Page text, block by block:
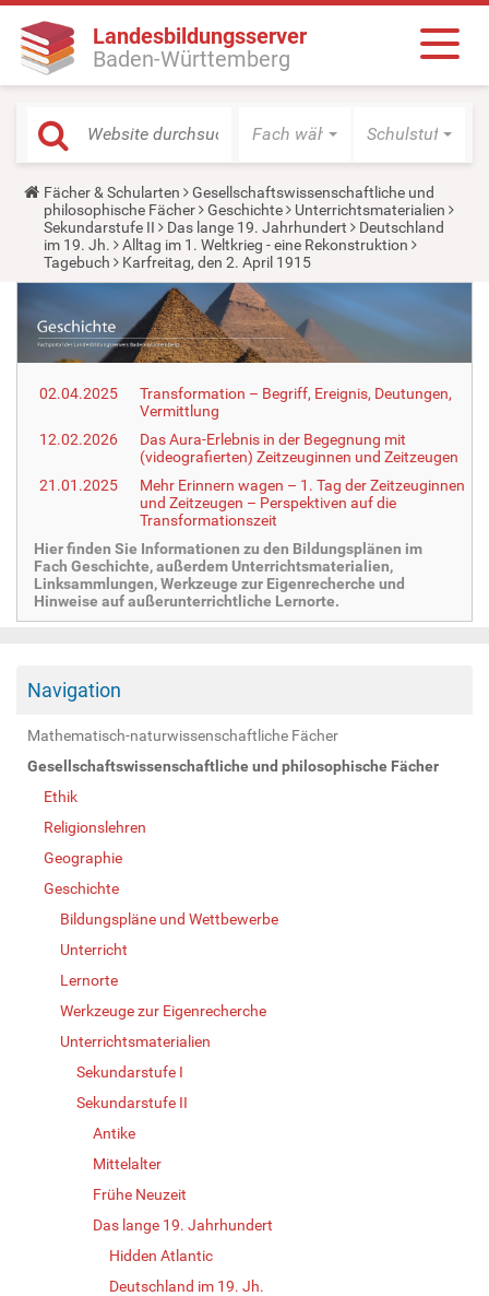
Landesbildungsserver
Baden-Württemberg
Fach wählen Schulstufe
Y
o
u
a
r
e
r
e
:
Fächer & Schularten
Gesellschaftswissenschaftliche und
philosophische Fächer
Geschichte
Unterrichtsmaterialien
Sekundarstufe II
Das lange 19. Jahrhundert
Deutschland
im 19. Jh.
Alltag im 1. Weltkrieg - eine Rekonstruktion
Tagebuch
Karfreitag, den 2. April 1915
02.04.2025
Transformation – Begriff, Ereignis, Deutungen,
Vermittlung
12.02.2026
Das Aura-Erlebnis in der Begegnung mit
(videografierten) Zeitzeuginnen und Zeitzeugen
21.01.2025
Mehr Erinnern wagen – 1. Tag der Zeitzeuginnen
und Zeitzeugen – Perspektiven auf die
Transformationszeit
Hier finden Sie Informationen zu den Bildungsplänen im
Fach Geschichte, außerdem Unterrichtsmaterialien,
Linksammlungen, Werkzeuge zur Eigenrecherche und
Hinweise auf außerunterrichtliche Lernorte.
Navigation
Mathematisch-naturwissenschaftliche Fächer
Gesellschaftswissenschaftliche und philosophische Fächer
Ethik
Religionslehren
Geographie
Geschichte
Bildungspläne und Wettbewerbe
Unterricht
Lernorte
Werkzeuge zur Eigenrecherche
Unterrichtsmaterialien
Sekundarstufe I
Sekundarstufe II
Antike
Mittelalter
Frühe Neuzeit
Das lange 19. Jahrhundert
Hidden Atlantic
Deutschland im 19. Jh.